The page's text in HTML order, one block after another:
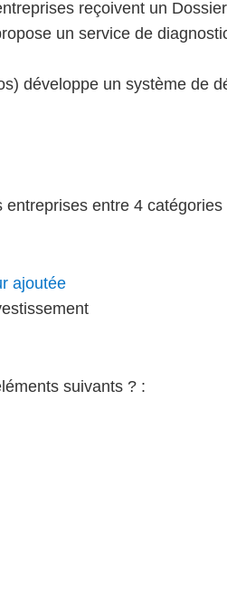
reçoivent un
un service de
développe un système de
entre 4 catégories
ajoutée
suivants ? :